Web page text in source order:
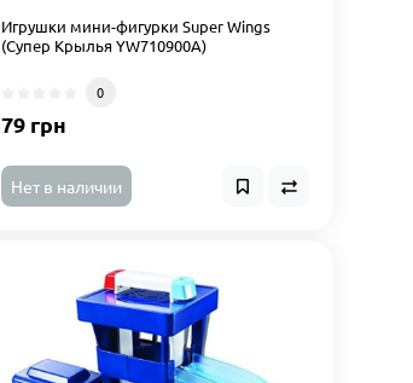
Игрушки мини-фигурки Super Wings
(Супер Крылья YW710900A)
0
79 грн
Нет в наличии